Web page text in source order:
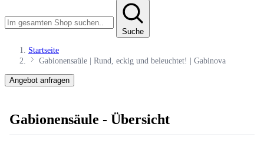
Suche
Startseite
Gabionensaüle | Rund, eckig und beleuchtet! | Gabinova
Angebot anfragen
Gabionensäule - Übersicht